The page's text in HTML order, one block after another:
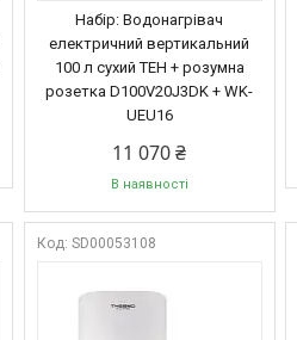
Набір: Водонагрівач
електричний вертикальний
100 л сухий ТЕН + розумна
розетка D100V20J3DK + WK-
UEU16
11 070 ₴
В наявності
SD00053108